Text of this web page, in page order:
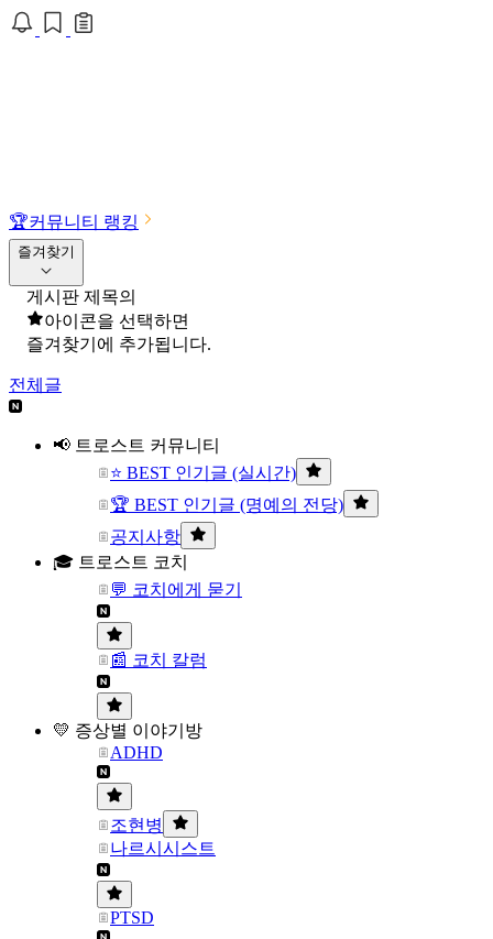
🏆커뮤니티 랭킹
즐겨찾기
게시판 제목의
아이콘을 선택하면
즐겨찾기에 추가됩니다.
전체글
📢 트로스트 커뮤니티
⭐ BEST 인기글 (실시간)
🏆 BEST 인기글 (명예의 전당)
공지사항
🎓 트로스트 코치
💬 코치에게 묻기
📰 코치 칼럼
💛 증상별 이야기방
ADHD
조현병
나르시시스트
PTSD